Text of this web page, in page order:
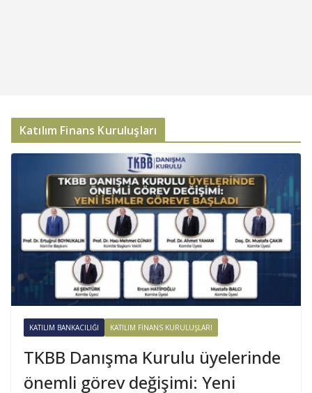
Katılım Finans Kuruluşları
KATILIM BANKACILIĞI KATILIM FINANS KURULUŞLARI
TKBB Danışma Kurulu üyelerinde
önemli görev değişimi: Yeni